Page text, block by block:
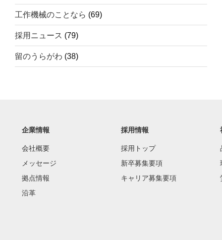
工作機械のことなら (69)
採用ニュース (79)
留のうらがわ (38)
企業情報
会社概要
メッセージ
拠点情報
沿革
採用情報
採用トップ
新卒募集要項
キャリア募集要項